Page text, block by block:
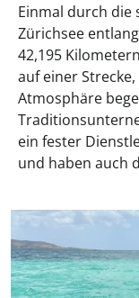
Einmal durch die
Zürichsee
42,195
auf einer
Atmosphäre
ein fester
und haben auch